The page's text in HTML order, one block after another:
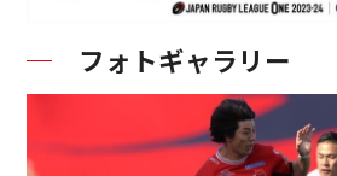
フォトギャラリー